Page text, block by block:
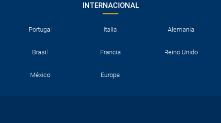
INTERNACIONAL
Portugal Italia Alemania
Brasil Francia Reino Unido
México Europa